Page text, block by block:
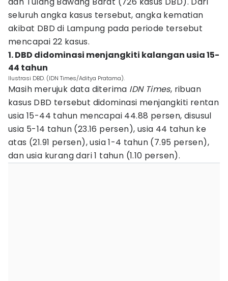
seluruh angka kasus tersebut, angka kematian
akibat DBD di Lampung pada periode tersebut
mencapai 22 kasus.
1. DBD didominasi menjangkiti kalangan usia 15-
44 tahun
Ilustrasi DBD. (IDN Times/Aditya Pratama).
Masih merujuk data diterima IDN Times, ribuan
kasus DBD tersebut didominasi menjangkiti rentan
usia 15-44 tahun mencapai 44.88 persen, disusul
usia 5-14 tahun (23.16 persen), usia 44 tahun ke
atas (21.91 persen), usia 1-4 tahun (7.95 persen),
dan usia kurang dari 1 tahun (1.10 persen).